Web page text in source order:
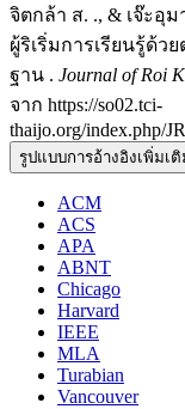
จิตกล้า ส. ., & เจ๊ะอุ
ผู้ริเริ่มการเรียนรู้ด้ว
ฐาน . Journal of Roi
จาก https://so02.tci-
thaijo.org/index.php/
รูปแบบการอ้างอิงเพิ่มเติ
ACM
ACS
APA
ABNT
Chicago
Harvard
IEEE
MLA
Turabian
Vancouver